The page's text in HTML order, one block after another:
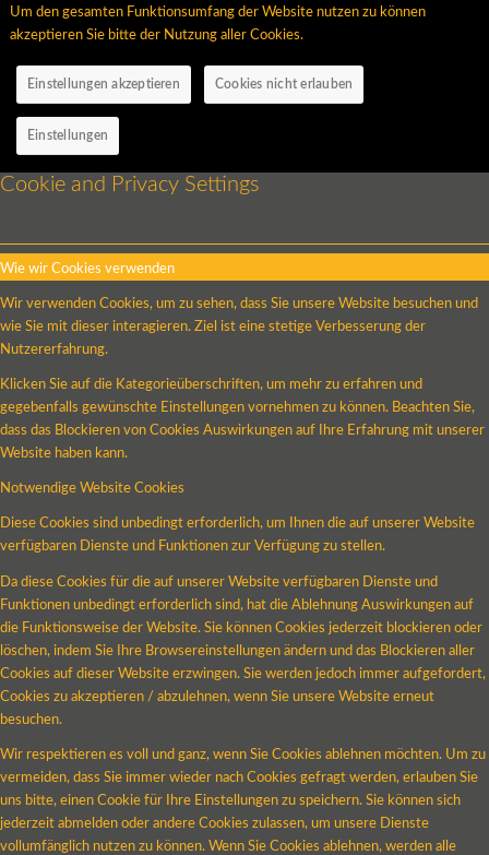
Um den gesamten Funktionsumfang der Website nutzen zu können
akzeptieren Sie bitte der Nutzung aller Cookies.
Einstellungen akzeptieren Cookies nicht erlauben
Einstellungen
Cookie and Privacy Settings
Wie wir Cookies verwenden
Wir verwenden Cookies, um zu sehen, dass Sie unsere Website besuchen und
wie Sie mit dieser interagieren. Ziel ist eine stetige Verbesserung der
Nutzererfahrung.
Klicken Sie auf die Kategorieüberschriften, um mehr zu erfahren und
gegebenfalls gewünschte Einstellungen vornehmen zu können. Beachten Sie,
dass das Blockieren von Cookies Auswirkungen auf Ihre Erfahrung mit unserer
Website haben kann.
Notwendige Website Cookies
Diese Cookies sind unbedingt erforderlich, um Ihnen die auf unserer Website
verfügbaren Dienste und Funktionen zur Verfügung zu stellen.
Da diese Cookies für die auf unserer Website verfügbaren Dienste und
Funktionen unbedingt erforderlich sind, hat die Ablehnung Auswirkungen auf
die Funktionsweise der Website. Sie können Cookies jederzeit blockieren oder
löschen, indem Sie Ihre Browsereinstellungen ändern und das Blockieren aller
Cookies auf dieser Website erzwingen. Sie werden jedoch immer aufgefordert,
Cookies zu akzeptieren / abzulehnen, wenn Sie unsere Website erneut
besuchen.
Wir respektieren es voll und ganz, wenn Sie Cookies ablehnen möchten. Um zu
vermeiden, dass Sie immer wieder nach Cookies gefragt werden, erlauben Sie
uns bitte, einen Cookie für Ihre Einstellungen zu speichern. Sie können sich
jederzeit abmelden oder andere Cookies zulassen, um unsere Dienste
vollumfänglich nutzen zu können. Wenn Sie Cookies ablehnen, werden alle